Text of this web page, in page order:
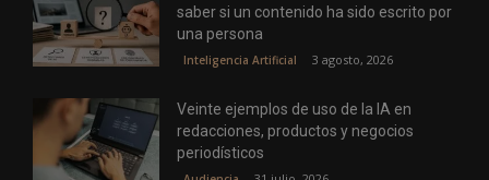
saber si un contenido ha sido escrito por
una persona
Inteligencia Artificial 3 agosto, 2026
Veinte ejemplos de uso de la IA en
redacciones, productos y negocios
periodísticos